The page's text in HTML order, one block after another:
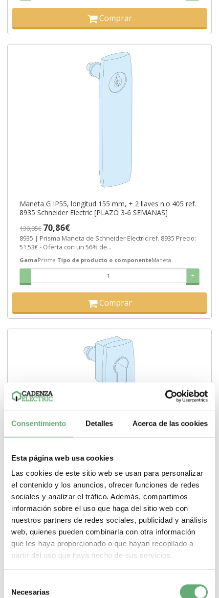
Consentimiento Detalles Acerca de las cookies
Esta página web usa cookies
Las cookies de este sitio web se usan para personalizar
el contenido y los anuncios, ofrecer funciones de redes
sociales y analizar el tráfico. Además, compartimos
información sobre el uso que haga del sitio web con
nuestros partners de redes sociales, publicidad y análisis
web, quienes pueden combinarla con otra información
que les haya proporcionado o que hayan recopilado a
partir del uso que haya hecho de sus servicios.
Necesarias
Comprar
Maneta G IP55, longitud 155 mm, + 2 llaves n.o 405 ref.
8935 Schneider Electric [PLAZO 3-6 SEMANAS]
130,85€ 70,86€
8935 | Prisma Maneta de Schneider Electric ref. 8935 Precio:
51,53€ - Oferta con un 56% de...
GamaPrisma Tipo de producto o componenteManeta
- +
Comprar
Maneta EURO G IP55, suministrada sin cerradura ref.
8934 Schneider Electric [PLAZO 3-6 SEMANAS]
130,85€ 67,38€
8934 | Prisma Maneta de Schneider Electric ref. 8934 Precio:
49€ - Oferta con un 59% de descuento
Gama Prisma Tipo de producto o componente Maneta
-